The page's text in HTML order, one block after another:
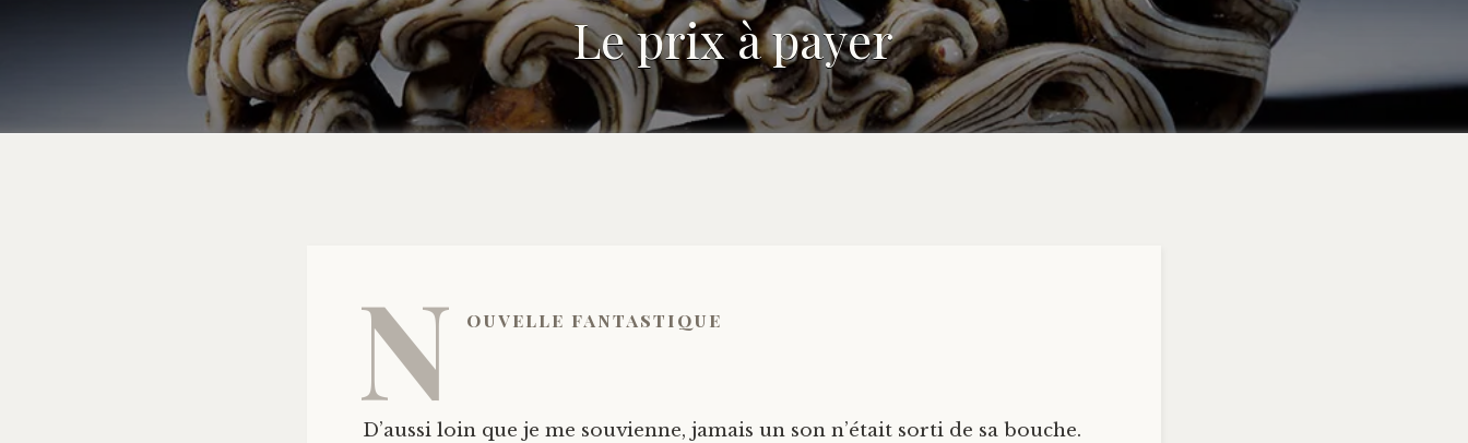
Le prix à payer
N ouvelle fantastique
D’aussi loin que je me souvienne, jamais un son n’était sorti de sa bouche.